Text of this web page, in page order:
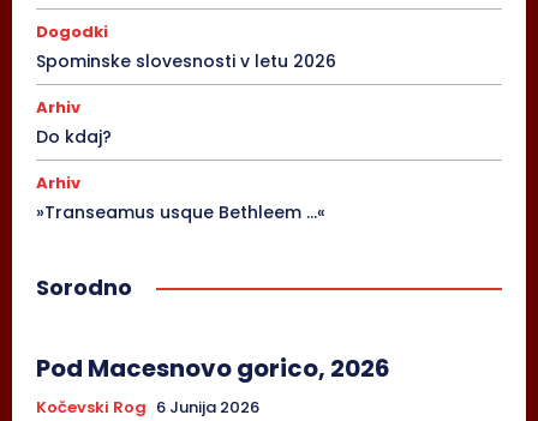
Dogodki
Spominske slovesnosti v letu 2026
Arhiv
Do kdaj?
Arhiv
»Transeamus usque Bethleem …«
Sorodno
Pod Macesnovo gorico, 2026
Kočevski Rog 6 Junija 2026